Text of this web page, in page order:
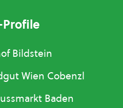
Profile
Bildstein
Wien Cobenzl
Baden